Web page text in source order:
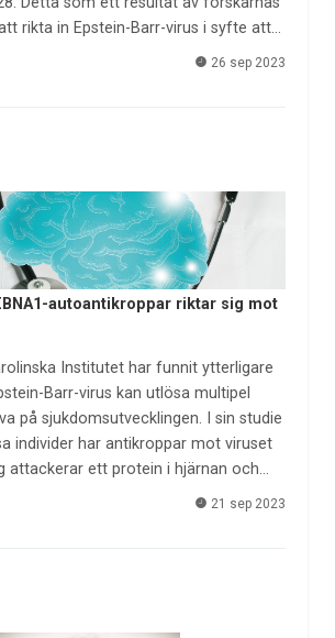
rikta in Epstein-Barr-virus i syfte att…
26 sep 2023
autoantikroppar riktar sig mot
Institutet har funnit ytterligare
Barr-virus kan utlösa multipel
på sjukdomsutvecklingen. I sin studie
individer har antikroppar mot viruset
attackerar ett protein i hjärnan och…
21 sep 2023